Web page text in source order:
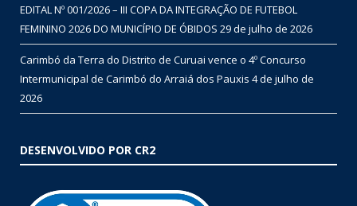
EDITAL Nº 001/2026 – III COPA DA INTEGRAÇÃO DE FUTEBOL
FEMININO 2026 DO MUNICÍPIO DE ÓBIDOS 29 de julho de 2026
Carimbó da Terra do Distrito de Curuai vence o 4º Concurso
Intermunicipal de Carimbó do Arraiá dos Pauxis 4 de julho de
2026
DESENVOLVIDO POR CR2